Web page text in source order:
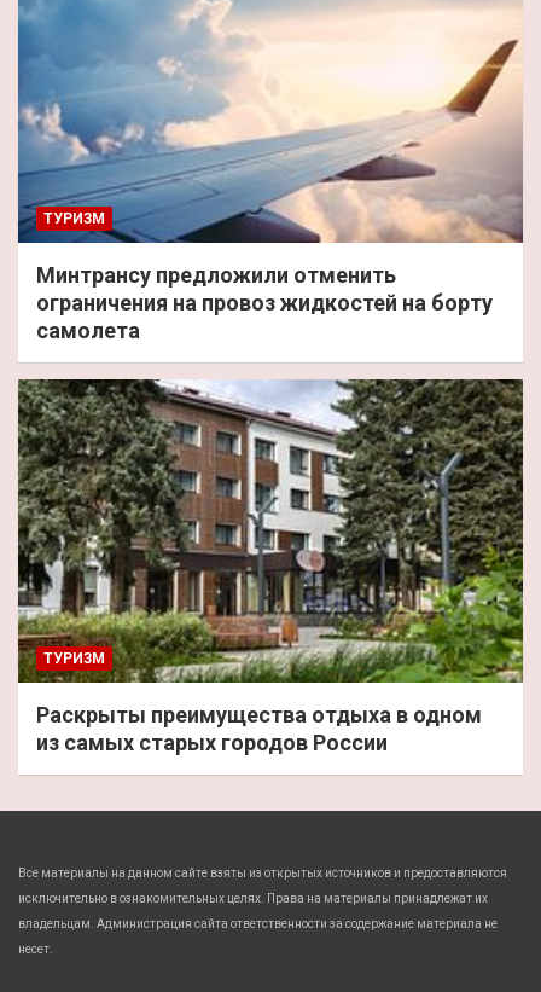
ТУРИЗМ
Минтрансу предложили отменить
ограничения на провоз жидкостей на борту
самолета
ТУРИЗМ
Раскрыты преимущества отдыха в одном
из самых старых городов России
Все материалы на данном сайте взяты из открытых источников и предоставляются
исключительно в ознакомительных целях. Права на материалы принадлежат их
владельцам. Администрация сайта ответственности за содержание материала не
несет.